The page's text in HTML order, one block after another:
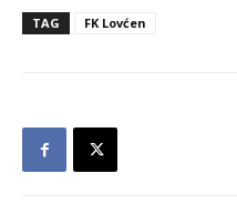
TAG FK Lovćen